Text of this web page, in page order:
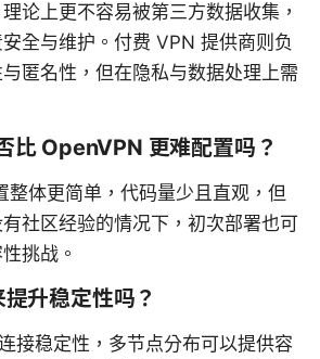
论上更不容易被第三方数据收集，
全与维护。付费 VPN 提供商则负
匿名性，但在隐私与数据处理上需
比 OpenVPN 更难配置吗？
体更简单，代码量少且直观，但
社区经验的情况下，初次部署也可
挑战。
升稳定性吗？
接稳定性，多节点分布可以提供容